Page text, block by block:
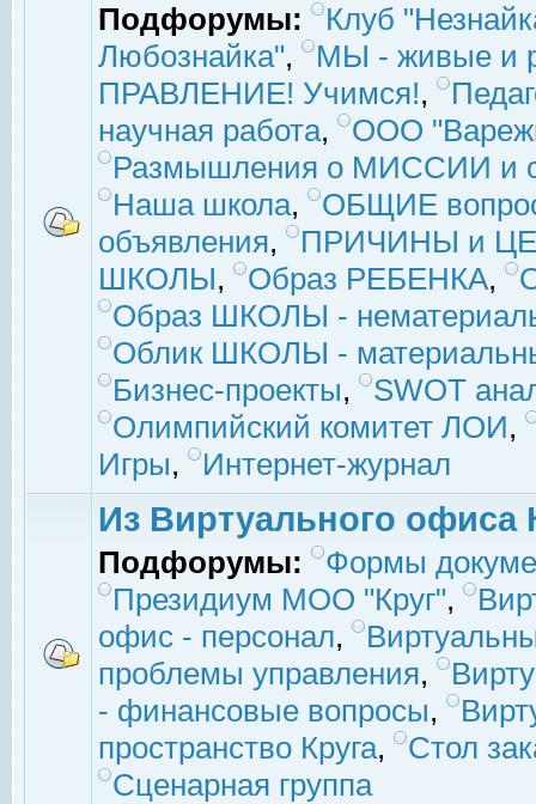
Подфорумы:
Клуб
Любознайка",
МЫ - живые и
ПРАВЛЕНИЕ! Учимся!,
научная работа,
ООО
Размышления о МИССИИ и
Наша школа,
ОБЩИЕ
объявления,
ПРИЧИНЫ и
ШКОЛЫ, Образ РЕБЕНКА,
Образ ШКОЛЫ -
Облик ШКОЛЫ -
Бизнес-проекты,
SWOT
Олимпийский комитет ЛОИ,
Игры, Интернет-журнал
Из Виртуального офиса
Подфорумы:
Формы
Президиум МОО "Круг",
офис - персонал,
проблемы управления,
- финансовые вопросы,
пространство Круга,
Стол
Сценарная группа